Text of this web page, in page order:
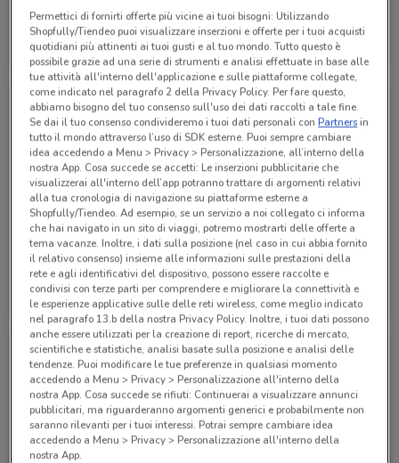
Agenzia VeraStore
Scade il 30/11
Agenzia VeraStore
Scade il 15/12 1.6 km
Agenzia VeraStore
Scade il 15/12 1.6 km
Permettici di fornirti offerte più vicine ai tuoi bisogni: Utilizzando
Shopfully/Tiendeo puoi visualizzare inserzioni e offerte per i tuoi acquisti
quotidiani più attinenti ai tuoi gusti e al tuo mondo. Tutto questo è
possibile grazie ad una serie di strumenti e analisi effettuate in base alle
tue attività all'interno dell'applicazione e sulle piattaforme collegate,
come indicato nel paragrafo 2 della Privacy Policy. Per fare questo,
abbiamo bisogno del tuo consenso sull'uso dei dati raccolti a tale fine.
Se dai il tuo consenso condivideremo i tuoi dati personali conPartnersin
tutto il mondo attraverso l’uso di SDK esterne. Puoi sempre cambiare
idea accedendo a Menu > Privacy > Personalizzazione, all’interno della
nostra App. Cosa succede se accetti: Le inserzioni pubblicitarie che
visualizzerai all'interno dell’app potranno trattare di argomenti relativi
alla tua cronologia di navigazione su piattaforme esterne a
Shopfully/Tiendeo. Ad esempio, se un servizio a noi collegato ci informa
che hai navigato in un sito di viaggi, potremo mostrarti delle offerte a
tema vacanze. Inoltre, i dati sulla posizione (nel caso in cui abbia fornito
il relativo consenso) insieme alle informazioni sulle prestazioni della
rete e agli identificativi del dispositivo, possono essere raccolte e
condivisi con terze parti per comprendere e migliorare la connettività e
le esperienze applicative sulle delle reti wireless, come meglio indicato
nel paragrafo 13.b della nostra Privacy Policy. Inoltre, i tuoi dati possono
anche essere utilizzati per la creazione di report, ricerche di mercato,
scientifiche e statistiche, analisi basate sulla posizione e analisi delle
tendenze. Puoi modificare le tue preferenze in qualsiasi momento
accedendo a Menu > Privacy > Personalizzazione all'interno della
nostra App. Cosa succede se rifiuti: Continuerai a visualizzare annunci
pubblicitari, ma riguarderanno argomenti generici e probabilmente non
saranno rilevanti per i tuoi interessi. Potrai sempre cambiare idea
accedendo a Menu > Privacy > Personalizzazione all'interno della
nostra App.